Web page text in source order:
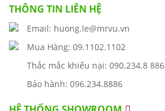
THÔNG TIN LIÊN HỆ
Email: huong.le@mrvu.vn
Mua Hàng: 09.1102.1102
Thắc mắc khiếu nại: 090.234.8 886
Bảo hành: 096.234.8886